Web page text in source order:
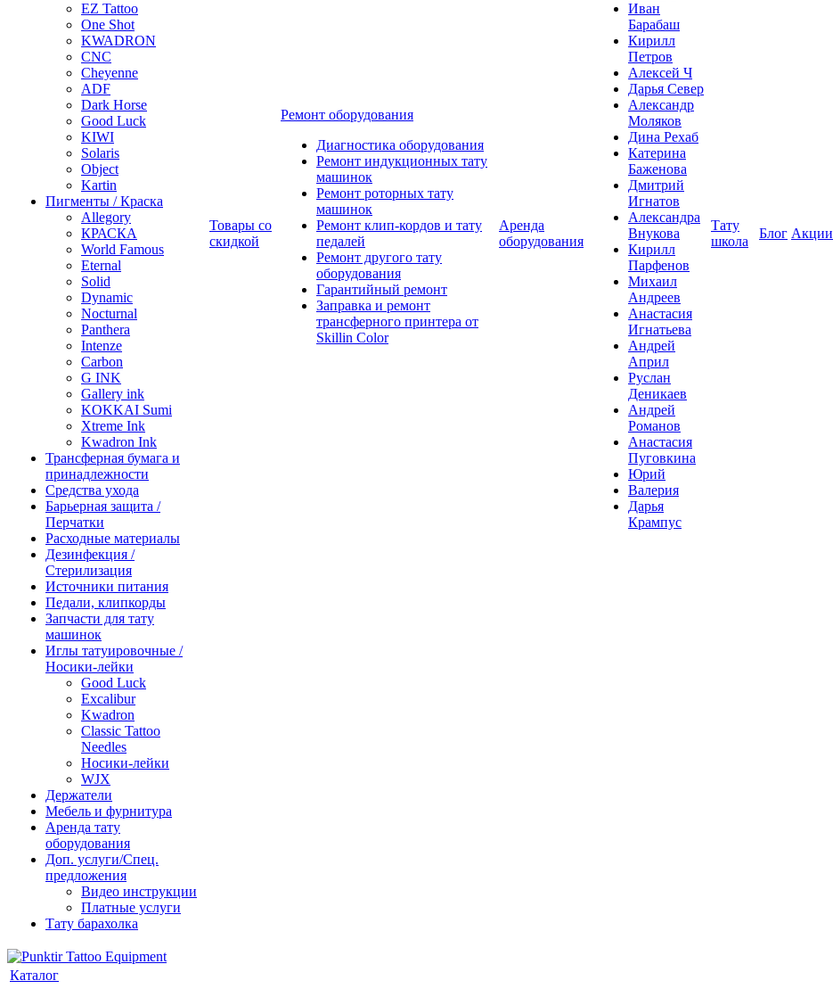
EZ Tattoo
One Shot
KWADRON
CNC
Cheyenne
ADF
Dark Horse
Good Luck
KIWI
Solaris
Object
Kartin
Пигменты / Краска
Allegory
КРАСКА
World Famous
Eternal
Solid
Dynamic
Nocturnal
Panthera
Intenze
Carbon
G INK
Gallery ink
KOKKAI Sumi
Xtreme Ink
Kwadron Ink
Трансферная бумага и
принадлежности
Средства ухода
Барьерная защита /
Перчатки
Расходные материалы
Дезинфекция /
Стерилизация
Источники питания
Педали, клипкорды
Запчасти для тату
машинок
Иглы татуировочные /
Носики-лейки
Good Luck
Excalibur
Kwadron
Classic Tattoo
Needles
Носики-лейки
WJX
Держатели
Мебель и фурнитура
Аренда тату
оборудования
Доп. услуги/Спец.
предложения
Видео инструкции
Платные услуги
Тату барахолка
Товары со
скидкой
Ремонт оборудования
Диагностика оборудования
Ремонт индукционных тату
машинок
Ремонт роторных тату
машинок
Ремонт клип-кордов и тату
педалей
Ремонт другого тату
оборудования
Гарантийный ремонт
Заправка и ремонт
трансферного принтера от
Skillin Color
Аренда
оборудования
Иван
Барабаш
Кирилл
Петров
Алексей Ч
Дарья Север
Александр
Моляков
Дина Рехаб
Катерина
Баженова
Дмитрий
Игнатов
Александра
Внукова
Кирилл
Парфенов
Михаил
Андреев
Анастасия
Игнатьева
Андрей
Април
Руслан
Деникаев
Андрей
Романов
Анастасия
Пуговкина
Юрий
Валерия
Дарья
Крампус
Тату
школа
Блог Акции
Каталог